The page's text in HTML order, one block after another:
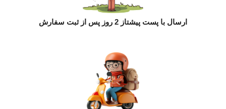
ارسال با پست پیشتاز 2 روز پس از ثبت سفارش